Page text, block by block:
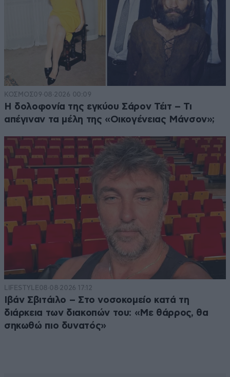
ΚΟΣΜΟΣ09·08·2026 00:09
Η δολοφονία της εγκύου Σάρον Τέιτ – Τι
απέγιναν τα μέλη της «Οικογένειας Μάνσον»;
LIFESTYLE08·08·2026 17:12
Ιβάν Σβιτάιλο – Στο νοσοκομείο κατά τη
διάρκεια των διακοπών του: «Με θάρρος, θα
σηκωθώ πιο δυνατός»